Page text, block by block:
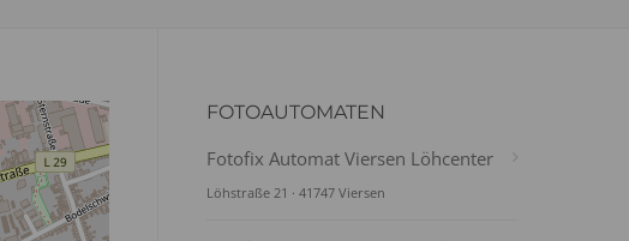
FOTOAUTOMATEN
Fotofix Automat Viersen Löhcenter
Löhstraße 21 · 41747 Viersen